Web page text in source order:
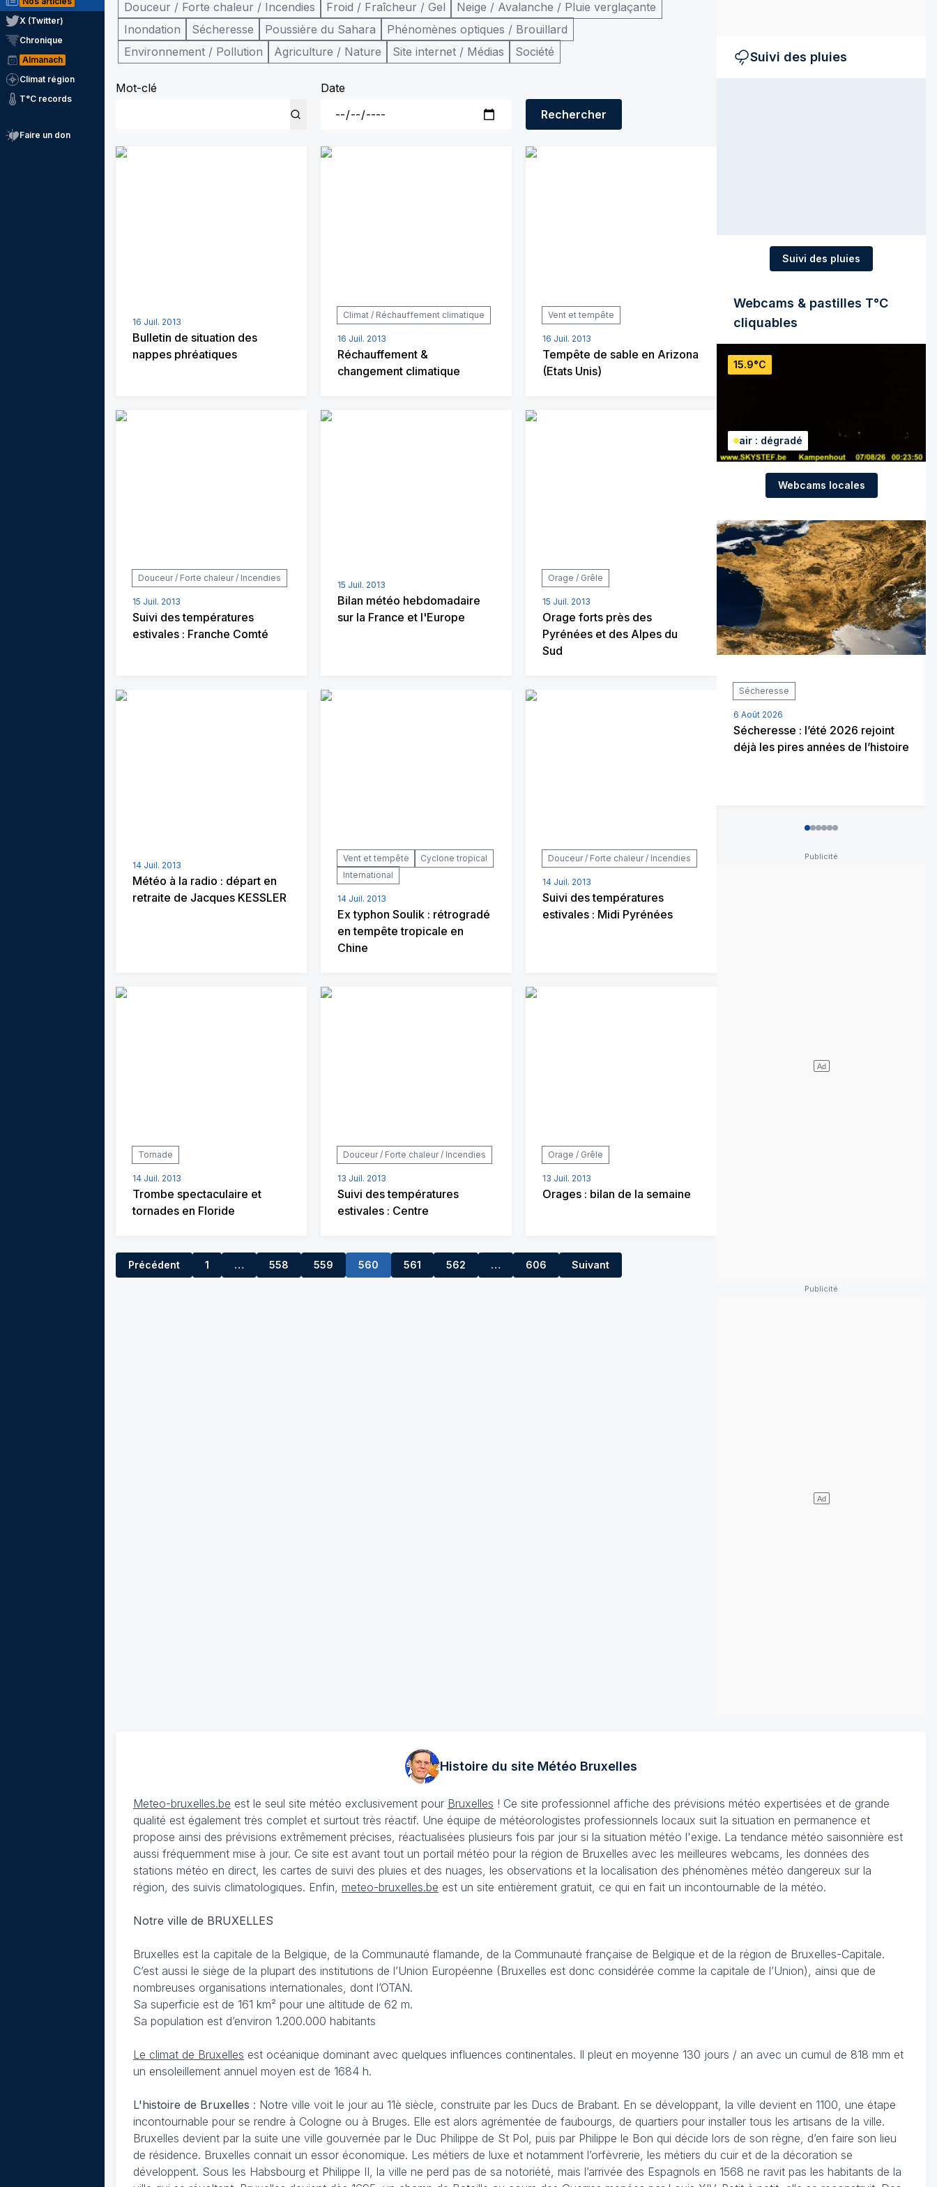
X (Twitter)
Chronique
Almanach
Climat région
T°C records
Faire un don
Douceur / Forte chaleur / Incendies
Froid / Fraîcheur / Gel
Neige / Avalanche / Pluie verglaçante
Inondation
Sécheresse Poussière du Sahara
Phénomènes optiques / Brouillard
Environnement / Pollution
Agriculture / Nature Site internet / Médias Société
Mot-clé
Date
Rechercher
16 Juil. 2013
Bulletin de situation des
nappes phréatiques
Climat / Réchauffement climatique
16 Juil. 2013
Réchauffement &
changement climatique
Vent et tempête
16 Juil. 2013
Tempête de sable en Arizona
(Etats Unis)
Douceur / Forte chaleur / Incendies
15 Juil. 2013
Suivi des températures
estivales : Franche Comté
15 Juil. 2013
Bilan météo hebdomadaire
sur la France et l'Europe
Orage / Grêle
15 Juil. 2013
Orage forts près des
Pyrénées et des Alpes du
Sud
14 Juil. 2013
Météo à la radio : départ en
retraite de Jacques KESSLER
Vent et tempête
Cyclone tropical
International
14 Juil. 2013
Ex typhon Soulik : rétrogradé
en tempête tropicale en
Chine
Douceur / Forte chaleur / Incendies
14 Juil. 2013
Suivi des températures
estivales : Midi Pyrénées
Tornade
14 Juil. 2013
Trombe spectaculaire et
tornades en Floride
Douceur / Forte chaleur / Incendies
13 Juil. 2013
Suivi des températures
estivales : Centre
Orage / Grêle
13 Juil. 2013
Orages : bilan de la semaine
Précédent 1 …
557 558 559 560 561 562 …
563 606 Suivant
Suivi des pluies
Suivi des pluies
Webcams & pastilles T°C
cliquables
15.9°C
air : dégradé
Webcams locales
Sécheresse
6 Août 2026
Sécheresse : l’été 2026 rejoint
déjà les pires années de l’histoire
012345
Histoire du site MétéoBruxelles
Meteo-bruxelles.be est le seul site météo exclusivement pour Bruxelles ! Ce site professionnel affiche des prévisions météo expertisées et de grande
qualité est également très complet et surtout très réactif. Une équipe de météorologistes professionnels locaux suit la situation en permanence et
propose ainsi des prévisions extrêmement précises, réactualisées plusieurs fois par jour si la situation météo l'exige. La tendance météo saisonnière est
aussi fréquemment mise à jour. Ce site est avant tout un portail météo pour la région de Bruxelles avec les meilleures webcams, les données des
stations météo en direct, les cartes de suivi des pluies et des nuages, les observations et la localisation des phénomènes météo dangereux sur la
région, des suivis climatologiques. Enfin, meteo-bruxelles.be est un site entièrement gratuit, ce qui en fait un incontournable de la météo.
Notre ville de BRUXELLES
Bruxelles est la capitale de la Belgique, de la Communauté flamande, de la Communauté française de Belgique et de la région de Bruxelles-Capitale.
C’est aussi le siège de la plupart des institutions de l’Union Européenne (Bruxelles est donc considérée comme la capitale de l’Union), ainsi que de
nombreuses organisations internationales, dont l’OTAN.
Sa superficie est de 161 km² pour une altitude de 62 m.
Sa population est d’environ 1.200.000 habitants
Le climat de Bruxelles est océanique dominant avec quelques influences continentales. Il pleut en moyenne 130 jours / an avec un cumul de 818 mm et
un ensoleillement annuel moyen est de 1684 h.
L'histoire de Bruxelles : Notre ville voit le jour au 11è siècle, construite par les Ducs de Brabant. En se développant, la ville devient en 1100, une étape
incontournable pour se rendre à Cologne ou à Bruges. Elle est alors agrémentée de faubourgs, de quartiers pour installer tous les artisans de la ville.
Bruxelles devient par la suite une ville gouvernée par le Duc Philippe de St Pol, puis par Philippe le Bon qui décide lors de son règne, d’en faire son lieu
de résidence. Bruxelles connait un essor économique. Les métiers de luxe et notamment l’orfèvrerie, les métiers du cuir et de la décoration se
développent. Sous les Habsbourg et Philippe II, la ville ne perd pas de sa notoriété, mais l’arrivée des Espagnols en 1568 ne ravit pas les habitants de la